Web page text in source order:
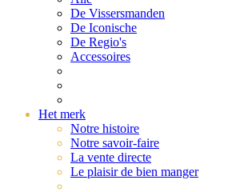
De Vissersmanden
De Iconische
De Regio's
Accessoires
Het merk
Notre histoire
Notre savoir-faire
La vente directe
Le plaisir de bien manger